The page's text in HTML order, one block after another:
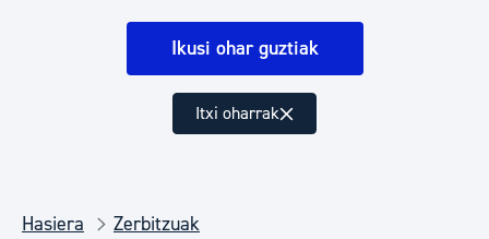
Ikusi ohar guztiak
Itxi oharrak
Hasiera
Zerbitzuak